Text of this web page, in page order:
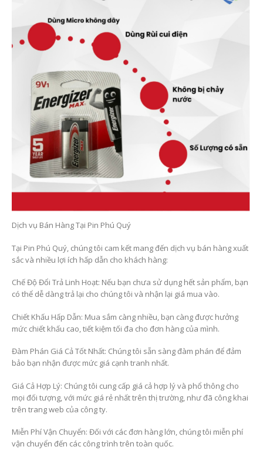
Dịch vụ Bán Hàng Tại Pin Phú Quý
Tại Pin Phú Quý, chúng tôi cam kết mang đến dịch vụ bán hàng xuất
sắc và nhiều lợi ích hấp dẫn cho khách hàng:
Chế Độ Đổi Trả Linh Hoạt: Nếu bạn chưa sử dụng hết sản phẩm, bạn
có thể dễ dàng trả lại cho chúng tôi và nhận lại giá mua vào.
Chiết Khấu Hấp Dẫn: Mua sắm càng nhiều, bạn càng được hưởng
mức chiết khấu cao, tiết kiệm tối đa cho đơn hàng của mình.
Đàm Phán Giá Cả Tốt Nhất: Chúng tôi sẵn sàng đàm phán để đảm
bảo bạn nhận được mức giá cạnh tranh nhất.
Giá Cả Hợp Lý: Chúng tôi cung cấp giá cả hợp lý và phổ thông cho
mọi đối tượng, với mức giá rẻ nhất trên thị trường, như đã công khai
trên trang web của công ty.
Miễn Phí Vận Chuyển: Đối với các đơn hàng lớn, chúng tôi miễn phí
vận chuyển đến các công trình trên toàn quốc.